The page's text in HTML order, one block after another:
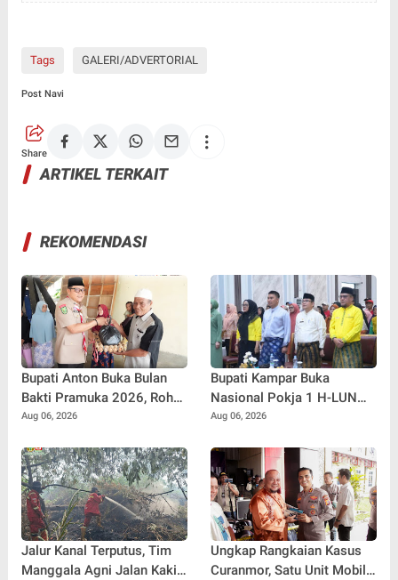
Tags GALERI/ADVERTORIAL
Post Navi
Share
ARTIKEL TERKAIT
REKOMENDASI
Bupati Anton Buka Bulan
Bakti Pramuka 2026, Rohul
Lepas 48 Kontingen
Aug 06, 2026
Bupati Kampar Buka
Nasional Pokja 1 H-LUN
Kabupaten Kampar 2026
Aug 06, 2026
Jalur Kanal Terputus, Tim
Manggala Agni Jalan Kaki
Ungkap Rangkaian Kasus
Curanmor, Satu Unit Mobil